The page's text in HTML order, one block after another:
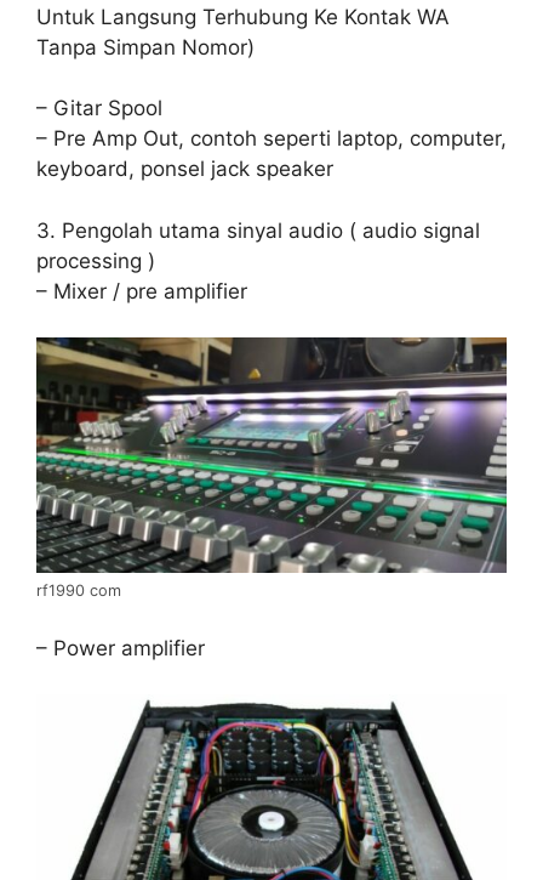
Untuk Langsung Terhubung Ke Kontak WA
Tanpa Simpan Nomor)
– Gitar Spool
– Pre Amp Out, contoh seperti laptop, computer,
keyboard, ponsel jack speaker
3. Pengolah utama sinyal audio ( audio signal
processing )
– Mixer / pre amplifier
rf1990 com
– Power amplifier